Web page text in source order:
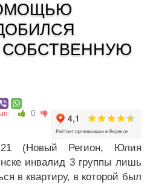
СОБСТВЕННУЮ
0
21 (Новый Регион, Юлия
инвалид 3 группы лишь
в квартиру, в которой был